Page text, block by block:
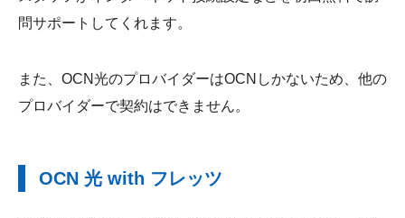
問サポートしてくれます。
また、OCN光のプロバイダーはOCNしかないため、他の
プロバイダーで契約はできません。
OCN 光 with フレッツ